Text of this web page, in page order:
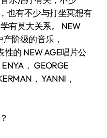
也有不少与打坐冥想有
有莫大关系。 NEW
阶级的音乐，
的 NEW AGE唱片公
， GEORGE
， YANNI，